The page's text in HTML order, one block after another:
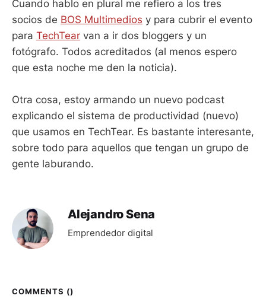
Cuando hablo en plural me refiero a los tres
socios de BOS Multimedios y para cubrir el evento
para TechTear van a ir dos bloggers y un
fotógrafo. Todos acreditados (al menos espero
que esta noche me den la noticia).
Otra cosa, estoy armando un nuevo podcast
explicando el sistema de productividad (nuevo)
que usamos en TechTear. Es bastante interesante,
sobre todo para aquellos que tengan un grupo de
gente laburando.
Alejandro Sena
Emprendedor digital
COMMENTS ()